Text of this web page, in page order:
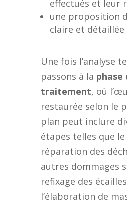
effectués et leur
une proposition
claire et détaillée
Une fois l’analyse
passons à la phase
traitement, où
restaurée selon le
plan peut inclure
étapes telles que
réparation des
autres dommages
refixage des
l’élaboration de